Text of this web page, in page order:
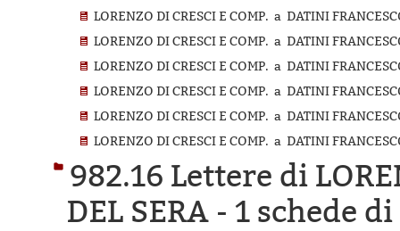
LORENZO DI CRESCI E COMP. a DATINI
LORENZO DI CRESCI E COMP. a DATINI
LORENZO DI CRESCI E COMP. a DATINI
LORENZO DI CRESCI E COMP. a DATINI
LORENZO DI CRESCI E COMP. a DATINI
LORENZO DI CRESCI E COMP. a DATINI
982.16 Lettere di
DEL SERA - 1 schede